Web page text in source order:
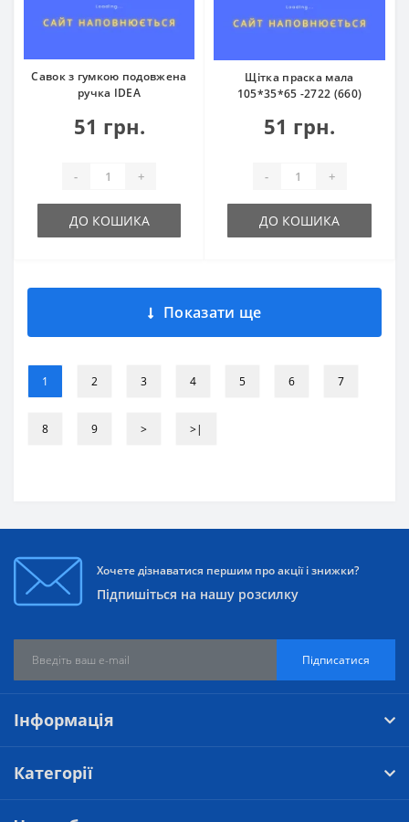
Савок з гумкою подовжена
ручка IDEA
51 грн.
- +
ДО КОШИКА
Щітка праска мала
105*35*65 -2722 (660)
51 грн.
- +
ДО КОШИКА
Показати ще
1 2 3 4 5 6 7
8 9 > >|
Хочете дізнаватися першим про акції і знижки?
Підпишіться на нашу розсилку
Підписатися
Інформація
Категорії